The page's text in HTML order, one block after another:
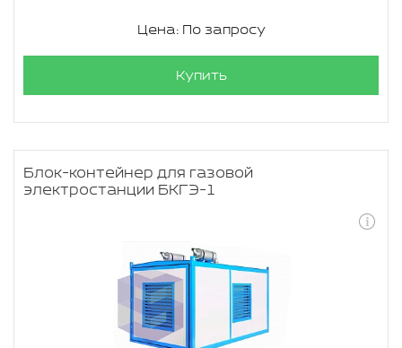
Цена: По запросу
Купить
Блок-контейнер для газовой
электростанции БКГЭ-1